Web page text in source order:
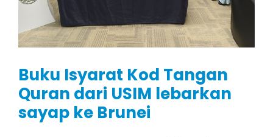
Buku Isyarat Kod Tangan
Quran dari USIM lebarkan
sayap ke Brunei